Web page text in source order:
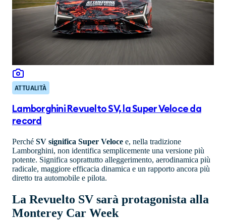
ATTUALITÀ
Lamborghini Revuelto SV, la Super Veloce da
record
Perché SV significa Super Veloce e, nella tradizione
Lamborghini, non identifica semplicemente una versione più
potente. Significa soprattutto alleggerimento, aerodinamica più
radicale, maggiore efficacia dinamica e un rapporto ancora più
diretto tra automobile e pilota.
La Revuelto SV sarà protagonista alla
Monterey Car Week